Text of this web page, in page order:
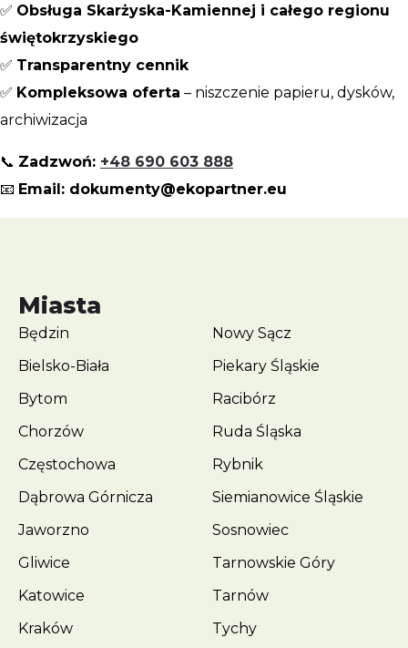
✅ Obsługa Skarżyska-Kamiennej i całego regionu
świętokrzyskiego
✅ Transparentny cennik
✅ Kompleksowa oferta – niszczenie papieru, dysków,
archiwizacja
📞 Zadzwoń: +48 690 603 888
📧 Email: dokumenty@ekopartner.eu
Miasta
Będzin
Bielsko-Biała
Bytom
Chorzów
Częstochowa
Dąbrowa Górnicza
Jaworzno
Gliwice
Katowice
Kraków
Nowy Sącz
Piekary Śląskie
Racibórz
Ruda Śląska
Rybnik
Siemianowice Śląskie
Sosnowiec
Tarnowskie Góry
Tarnów
Tychy